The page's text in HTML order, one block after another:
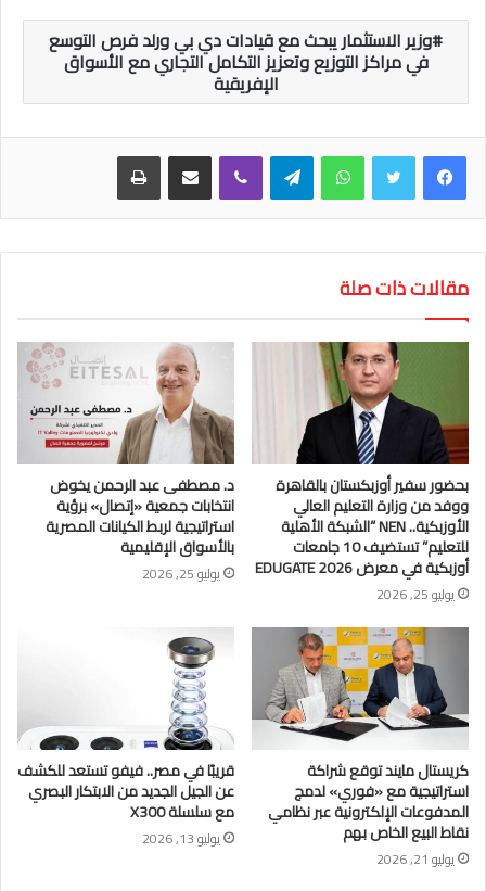
وزير الاستثمار يبحث مع قيادات دي بي ورلد فرص التوسع
في مراكز التوزيع وتعزيز التكامل التجاري مع الأسواق
الإفريقية
واتساب تيلقرام
مقالات ذات صلة
بحضور سفير أوزبكستان بالقاهرة
ووفد من وزارة التعليم العالي
الأوزبكية.. NEN “الشبكة الأهلية
للتعليم” تستضيف 10 جامعات
أوزبكية في معرض EDUGATE 2026
يوليو 25, 2026
د. مصطفى عبد الرحمن يخوض
انتخابات جمعية «إتصال» برؤية
استراتيجية لربط الكيانات المصرية
بالأسواق الإقليمية
يوليو 25, 2026
كريستال مايند توقع شراكة
استراتيجية مع «فوري» لدمج
المدفوعات الإلكترونية عبر نظامي
نقاط البيع الخاص بهم
يوليو 21, 2026
قريبًا في مصر.. فيفو تستعد للكشف
عن الجيل الجديد من الابتكار البصري
مع سلسلة X300
يوليو 13, 2026